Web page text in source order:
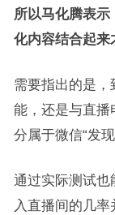
所以马化腾表
化内容结合起来
需要指出的是，
能，还是与直播
分属于微信“发
通过实际测试也
入直播间的几